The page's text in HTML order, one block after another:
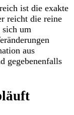
ist die exakte
reicht die reine
sich um
aus
gegebenenfalls